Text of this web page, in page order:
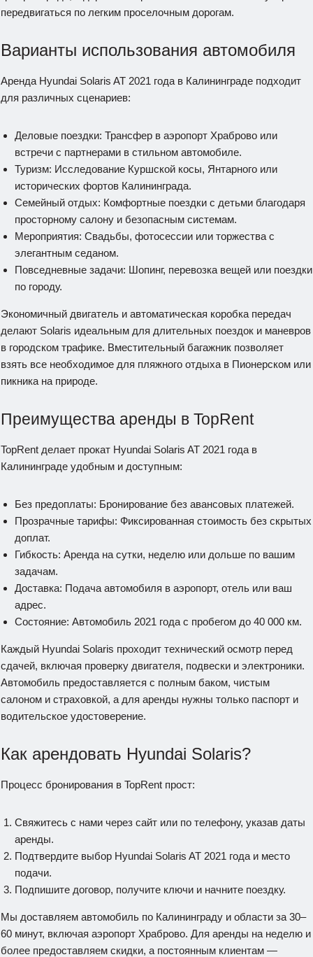
передвигаться по легким проселочным дорогам.
Варианты использования автомобиля
Аренда Hyundai Solaris AT 2021 года в Калининграде подходит
для различных сценариев:
Деловые поездки: Трансфер в аэропорт Храброво или
встречи с партнерами в стильном автомобиле.
Туризм: Исследование Куршской косы, Янтарного или
исторических фортов Калининграда.
Семейный отдых: Комфортные поездки с детьми благодаря
просторному салону и безопасным системам.
Мероприятия: Свадьбы, фотосессии или торжества с
элегантным седаном.
Повседневные задачи: Шопинг, перевозка вещей или поездки
по городу.
Экономичный двигатель и автоматическая коробка передач
делают Solaris идеальным для длительных поездок и маневров
в городском трафике. Вместительный багажник позволяет
взять все необходимое для пляжного отдыха в Пионерском или
пикника на природе.
Преимущества аренды в TopRent
TopRent делает прокат Hyundai Solaris AT 2021 года в
Калининграде удобным и доступным:
Без предоплаты: Бронирование без авансовых платежей.
Прозрачные тарифы: Фиксированная стоимость без скрытых
доплат.
Гибкость: Аренда на сутки, неделю или дольше по вашим
задачам.
Доставка: Подача автомобиля в аэропорт, отель или ваш
адрес.
Состояние: Автомобиль 2021 года с пробегом до 40 000 км.
Каждый Hyundai Solaris проходит технический осмотр перед
сдачей, включая проверку двигателя, подвески и электроники.
Автомобиль предоставляется с полным баком, чистым
салоном и страховкой, а для аренды нужны только паспорт и
водительское удостоверение.
Как арендовать Hyundai Solaris?
Процесс бронирования в TopRent прост:
Свяжитесь с нами через сайт или по телефону, указав даты
аренды.
Подтвердите выбор Hyundai Solaris AT 2021 года и место
подачи.
Подпишите договор, получите ключи и начните поездку.
Мы доставляем автомобиль по Калининграду и области за 30–
60 минут, включая аэропорт Храброво. Для аренды на неделю и
более предоставляем скидки, а постоянным клиентам —